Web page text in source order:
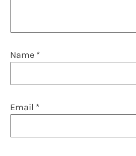
Name *
Email *